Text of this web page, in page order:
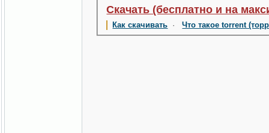
Скачать (бесплатно и на
Как скачивать ·Что такое torrent